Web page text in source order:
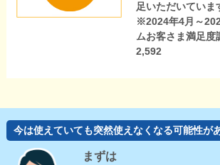
足いただいていま
※2024年4月～
ムお客さま満足度
2,592
今は使えていても突然使えなくなる可能性が
まずは